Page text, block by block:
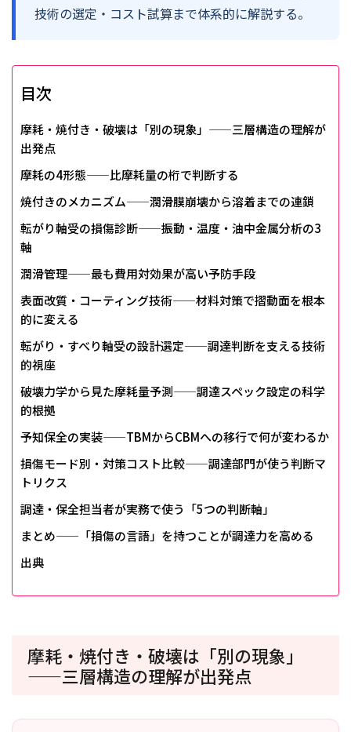
技術の選定・コスト試算まで体系的に解説する。
目次
摩耗・焼付き・破壊は「別の現象」——三層構造の理解が
出発点
摩耗の4形態——比摩耗量の桁で判断する
焼付きのメカニズム——潤滑膜崩壊から溶着までの連鎖
転がり軸受の損傷診断——振動・温度・油中金属分析の3
軸
潤滑管理——最も費用対効果が高い予防手段
表面改質・コーティング技術——材料対策で摺動面を根本
的に変える
転がり・すべり軸受の設計選定——調達判断を支える技術
的視座
破壊力学から見た摩耗量予測——調達スペック設定の科学
的根拠
予知保全の実装——TBMからCBMへの移行で何が変わるか
損傷モード別・対策コスト比較——調達部門が使う判断マ
トリクス
調達・保全担当者が実務で使う「5つの判断軸」
まとめ——「損傷の言語」を持つことが調達力を高める
出典
摩耗・焼付き・破壊は「別の現象」
——三層構造の理解が出発点